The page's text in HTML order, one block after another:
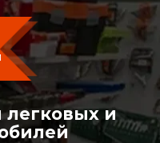
легковых и